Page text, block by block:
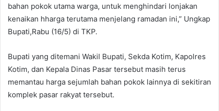
bahan pokok utama warga, untuk menghindari lonjakan
kenaikan hharga terutama menjelang ramadan ini,” Ungkap
Bupati,Rabu (16/5) di TKP.
Bupati yang ditemani Wakil Bupati, Sekda Kotim, Kapolres
Kotim, dan Kepala Dinas Pasar tersebut masih terus
memantau harga sejumlah bahan pokok lainnya di sekitiran
komplek pasar rakyat tersebut.